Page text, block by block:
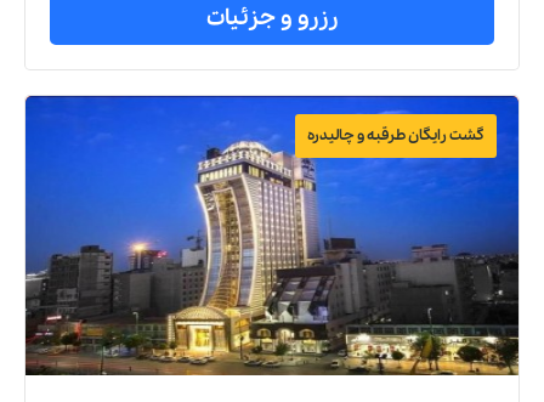
رزرو و جزئیات
گشت رایگان طرقبه و چالیدره